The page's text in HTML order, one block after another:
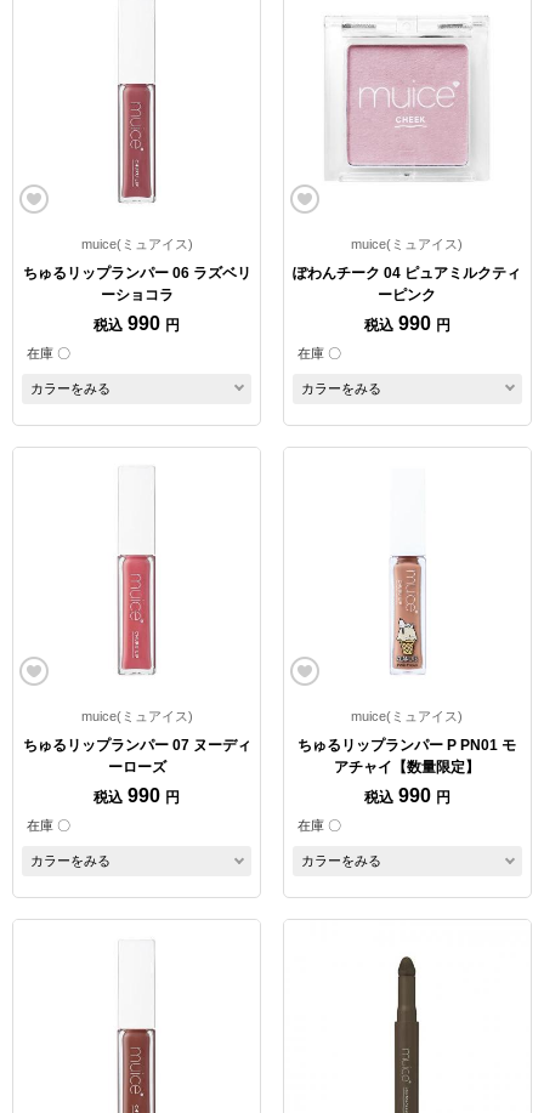
muice(ミュアイス)
ちゅるリップランパー 06 ラズベリ
ーショコラ
税込 990 円
在庫 〇
カラーをみる
muice(ミュアイス)
ぽわんチーク 04 ピュアミルクティ
ーピンク
税込 990 円
在庫 〇
カラーをみる
muice(ミュアイス)
ちゅるリップランパー 07 ヌーディ
ーローズ
税込 990 円
在庫 〇
カラーをみる
muice(ミュアイス)
ちゅるリップランパー P PN01 モ
アチャイ【数量限定】
税込 990 円
在庫 〇
カラーをみる